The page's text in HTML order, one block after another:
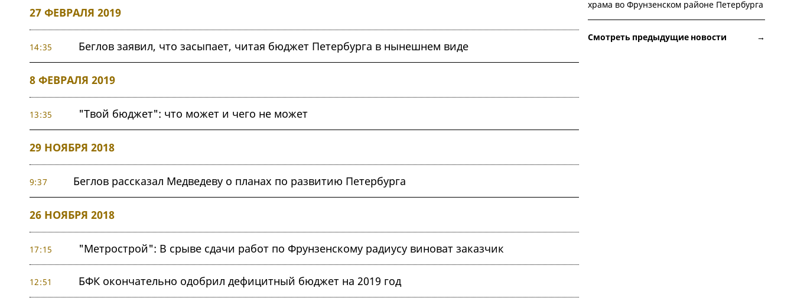
27 ФЕВРАЛЯ 2019
14:35 Беглов заявил, что засыпает, читая бюджет Петербурга в нынешнем виде
8 ФЕВРАЛЯ 2019
13:35 "Твой бюджет": что может и чего не может
29 НОЯБРЯ 2018
9:37 Беглов рассказал Медведеву о планах по развитию Петербурга
26 НОЯБРЯ 2018
17:15 "Метрострой": В срыве сдачи работ по Фрунзенскому радиусу виноват заказчик
12:51 БФК окончательно одобрил дефицитный бюджет на 2019 год
храма во Фрунзенском районе Петербурга
Смотреть предыдущие новости →